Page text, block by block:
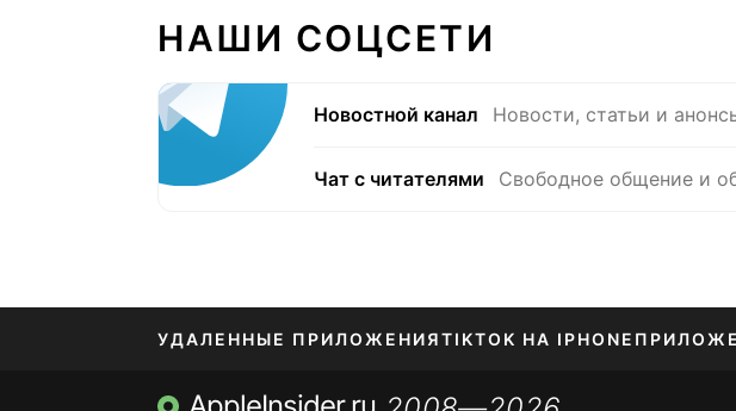
НАШИ СОЦСЕТИ
Новостной канал Новости, статьи и
Чат с читателями Свободное общение и
УДАЛЕННЫЕ ПРИЛОЖЕНИЯTIKTOK НА IPHONE
МЕССЕНДЖЕРЫ KAKAOTALK, B…ПОПОЛНЕНИЕ APPLE ID